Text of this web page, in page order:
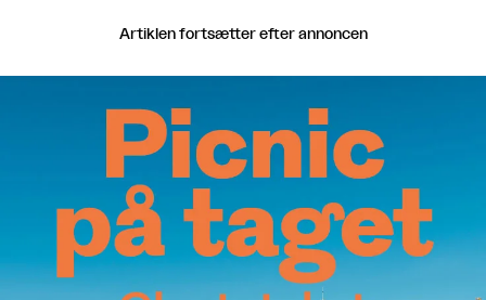
Artiklen fortsætter efter annoncen